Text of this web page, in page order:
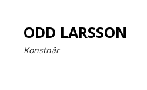
ODD LARSSON
Konstnär